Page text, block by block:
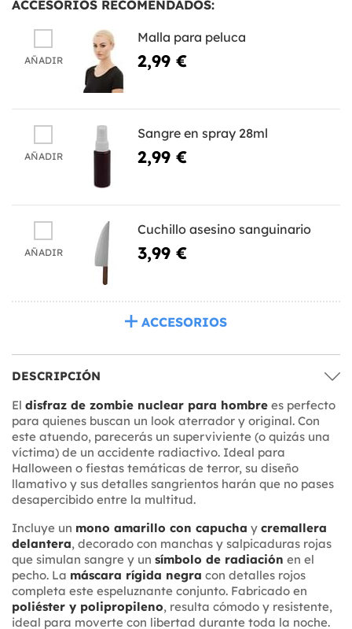
ACCESORIOS RECOMENDADOS:
AÑADIR
Malla para peluca
2,99 €
AÑADIR
Sangre en spray 28ml
2,99 €
AÑADIR
Cuchillo asesino sanguinario
3,99 €
ACCESORIOS
DESCRIPCIÓN
El disfraz de zombie nuclear para hombre es perfecto
para quienes buscan un look aterrador y original. Con
este atuendo, parecerás un superviviente (o quizás una
víctima) de un accidente radiactivo. Ideal para
Halloween o fiestas temáticas de terror, su diseño
llamativo y sus detalles sangrientos harán que no pases
desapercibido entre la multitud.
Incluye un mono amarillo con capucha y cremallera
delantera, decorado con manchas y salpicaduras rojas
que simulan sangre y un símbolo de radiación en el
pecho. La máscara rígida negra con detalles rojos
completa este espeluznante conjunto. Fabricado en
poliéster y polipropileno, resulta cómodo y resistente,
ideal para moverte con libertad durante toda la noche.